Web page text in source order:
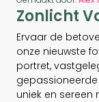
Zonlicht
Ervaar de
onze nieuwste
portret,
uniek en sereen